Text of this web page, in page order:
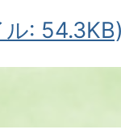
ル: